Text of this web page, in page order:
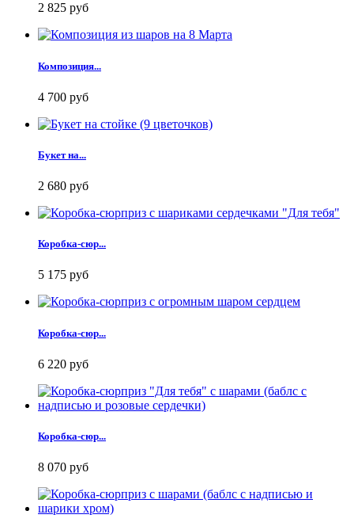
2 825 руб
Композиция...
4 700 руб
Букет на...
2 680 руб
Коробка-сюр...
5 175 руб
Коробка-сюр...
6 220 руб
Коробка-сюр...
8 070 руб